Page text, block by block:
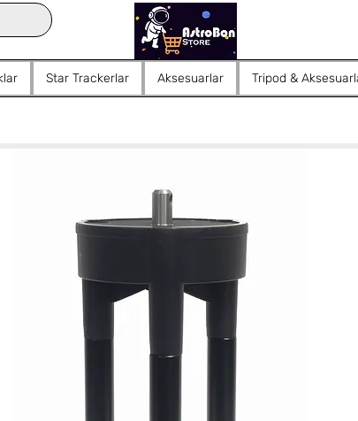
Star Trackerlar Aksesuarlar Tripod &